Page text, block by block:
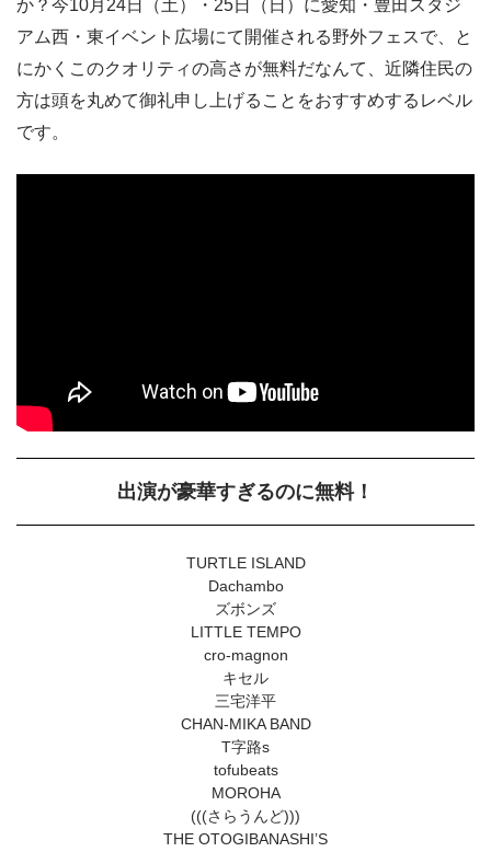
か？今10月24日（土）・25日（日）に愛知・豊田スタジ
アム西・東イベント広場にて開催される野外フェスで、と
にかくこのクオリティの高さが無料だなんて、近隣住民の
方は頭を丸めて御礼申し上げることをおすすめするレベル
です。
出演が豪華すぎるのに無料！
TURTLE ISLAND
Dachambo
ズボンズ
LITTLE TEMPO
cro-magnon
キセル
三宅洋平
CHAN-MIKA BAND
T字路s
tofubeats
MOROHA
(((さらうんど)))
THE OTOGIBANASHI’S